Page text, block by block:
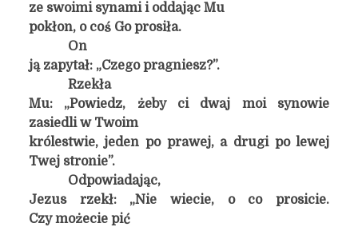
ze swoimi synami i oddając Mu
pokłon, o coś Go prosiła.
On
ją zapytał: „Czego pragniesz?”.
Rzekła
Mu: „Powiedz, żeby ci dwaj moi synowie
zasiedli w Twoim
królestwie, jeden po prawej, a drugi po lewej
Twej stronie”.
Odpowiadając,
Jezus rzekł: „Nie wiecie, o co prosicie.
Czy możecie pić